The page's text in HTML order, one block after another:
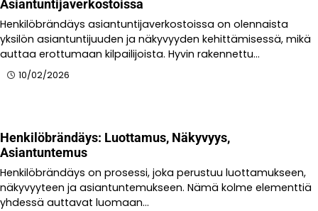
Asiantuntijaverkostoissa
Henkilöbrändäys asiantuntijaverkostoissa on olennaista
yksilön asiantuntijuuden ja näkyvyyden kehittämisessä, mikä
auttaa erottumaan kilpailijoista. Hyvin rakennettu…
10/02/2026
Henkilöbrändäys: Luottamus, Näkyvyys,
Asiantuntemus
Henkilöbrändäys on prosessi, joka perustuu luottamukseen,
näkyvyyteen ja asiantuntemukseen. Nämä kolme elementtiä
yhdessä auttavat luomaan…